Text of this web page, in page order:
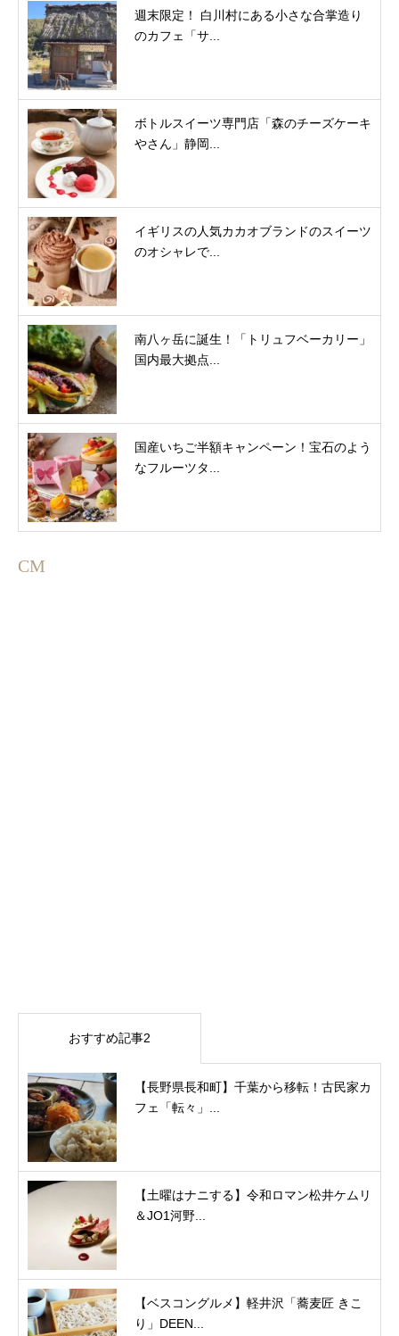
週末限定！ 白川村にある小さな合掌造り
のカフェ「サ...
ボトルスイーツ専門店「森のチーズケーキ
やさん」静岡...
イギリスの人気カカオブランドのスイーツ
のオシャレで...
南八ヶ岳に誕生！「トリュフベーカリー」
国内最大拠点...
国産いちご半額キャンペーン！宝石のよう
なフルーツタ...
CM
おすすめ記事2
【長野県長和町】千葉から移転！古民家カ
フェ「転々」...
【土曜はナニする】令和ロマン松井ケムリ
＆JO1河野...
【ベスコングルメ】軽井沢「蕎麦匠 きこ
り」DEEN...